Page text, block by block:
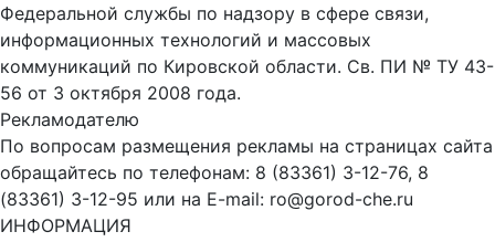
Федеральной службы по надзору в сфере связи,
информационных технологий и массовых
коммуникаций по Кировской области. Св. ПИ № ТУ 43-
56 от 3 октября 2008 года.
Рекламодателю
По вопросам размещения рекламы на страницах сайта
обращайтесь по телефонам: 8 (83361) 3-12-76, 8
(83361) 3-12-95 или на E-mail: ro@gorod-che.ru
ИНФОРМАЦИЯ